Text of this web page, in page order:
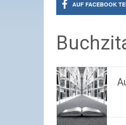
AUF FACEBOOK